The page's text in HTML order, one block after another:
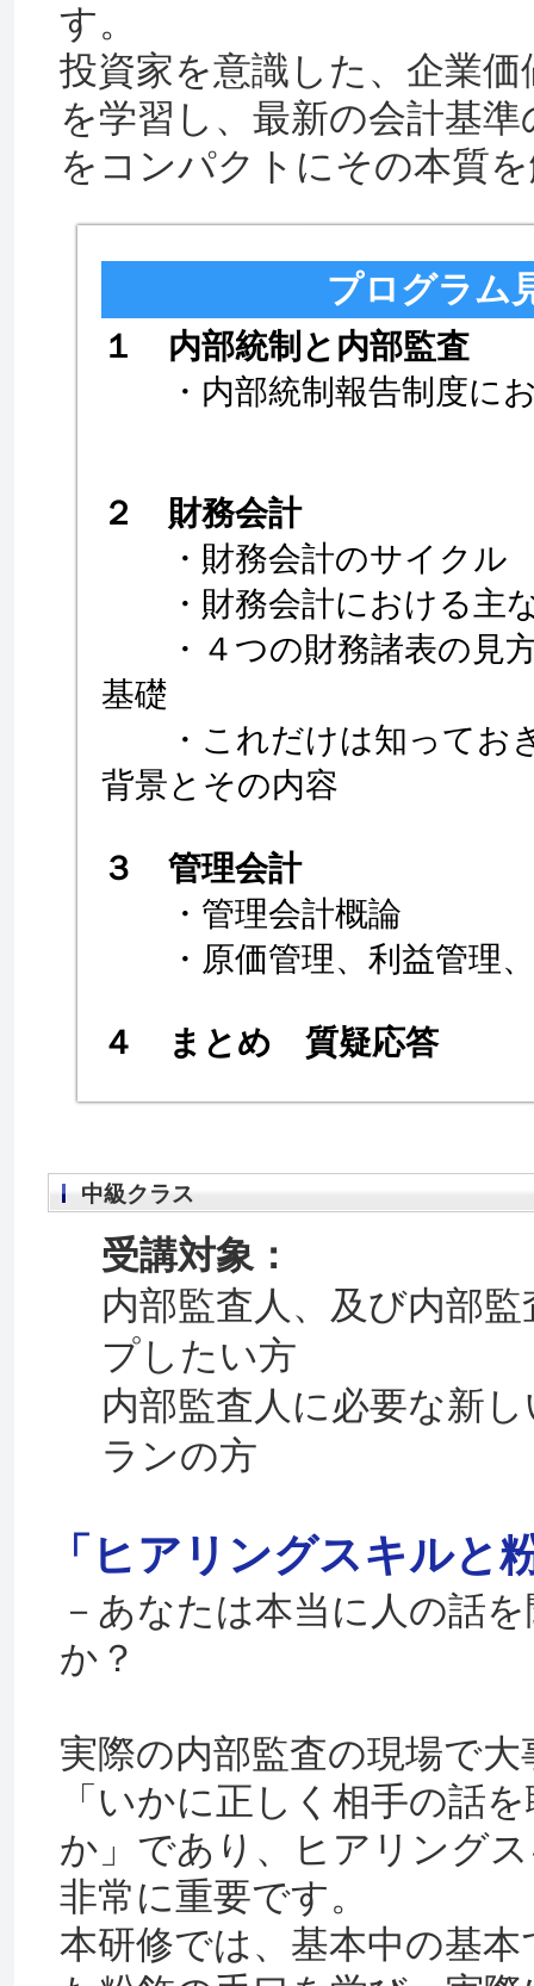
す。
投資家を意識した、企業
を学習し、最新の会計基準
をコンパクトにその本質
プログラム
１ 内部統制と内部監査
・内部統制報告制度にお
２ 財務会計
・財務会計のサイクル
・財務会計における主
・４つの財務諸表の見方
基礎
・これだけは知ってお
背景とその内容
３ 管理会計
・管理会計概論
・原価管理、利益管理、
４ まとめ 質疑応答
中級クラス
受講対象：
内部監査人、及び内部
プしたい方
内部監査人に必要な新
ランの方
「ヒアリングスキルと
－あなたは本当に人の話
か？
実際の内部監査の現場で
「いかに正しく相手の話
か」であり、ヒアリング
非常に重要です。
本研修では、基本中の基